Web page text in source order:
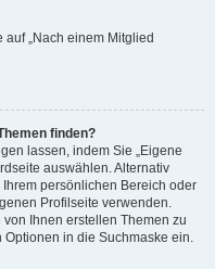
„Nach einem Mitglied
finden?
lassen, indem Sie „Eigene
auswählen. Alternativ
Ihrem persönlichen Bereich oder
Profilseite verwenden.
Ihnen erstellen Themen zu
in die Suchmaske ein.